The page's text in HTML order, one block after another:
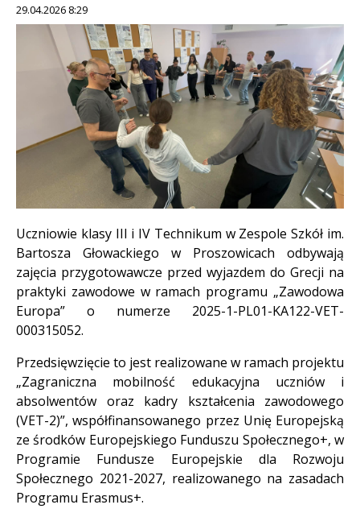
29.04.2026 8:29
Treść
Uczniowie klasy III i IV Technikum w Zespole Szkół im.
Bartosza Głowackiego w Proszowicach odbywają
zajęcia przygotowawcze przed wyjazdem do Grecji na
praktyki zawodowe w ramach programu „Zawodowa
Europa” o numerze 2025-1-PL01-KA122-VET-
000315052.
Przedsięwzięcie to jest realizowane w ramach projektu
„Zagraniczna mobilność edukacyjna uczniów i
absolwentów oraz kadry kształcenia zawodowego
(VET-2)”, współfinansowanego przez Unię Europejską
ze środków Europejskiego Funduszu Społecznego+, w
Programie Fundusze Europejskie dla Rozwoju
Społecznego 2021-2027, realizowanego na zasadach
Programu Erasmus+.